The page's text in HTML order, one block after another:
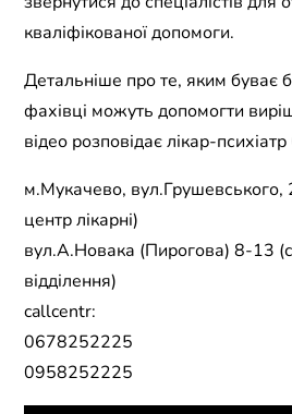
кваліфікованої допомоги.
Детальніше про те, яким буває
фахівці можуть допомогти
відео розповідає лікар-
м.Мукачево, вул.Грушевського,
центр лікарні)
вул.А.Новака (Пирогова) 8-13
відділення)
callcentr:
0678252225
0958252225